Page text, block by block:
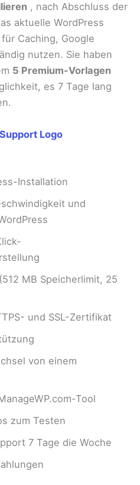
, nach Abschluss der
aktuelle WordPress
Caching, Google
nutzen. Sie haben
5 Premium-Vorlagen
es 7 Tage lang
Installation
und
MB Speicherlimit, 25
und SSL-Zertifikat
von einem
Tool
zum Testen
7 Tage die Woche